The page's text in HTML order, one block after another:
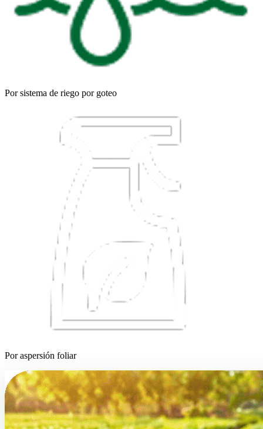
Por sistema de riego por goteo
Por aspersión foliar